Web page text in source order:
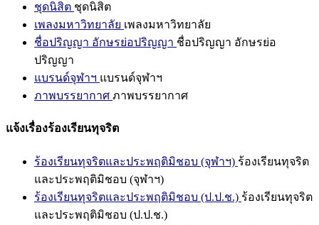
ชุดนิสิต ชุดนิสิต
เพลงมหาวิทยาลัย เพลงมหาวิทยาลัย
ชื่อปริญญา อักษรย่อปริญญา ชื่อปริญญา อักษรย่อ
ปริญญา
แบรนด์จุฬาฯ แบรนด์จุฬาฯ
ภาพบรรยากาศ ภาพบรรยากาศ
แจ้งเรื่องร้องเรียนทุจริต
ร้องเรียนทุจริตและประพฤติมิชอบ (จุฬาฯ) ร้องเรียนทุจริต
และประพฤติมิชอบ (จุฬาฯ)
ร้องเรียนทุจริตและประพฤติมิชอบ (ป.ป.ช.) ร้องเรียนทุจริต
และประพฤติมิชอบ (ป.ป.ช.)